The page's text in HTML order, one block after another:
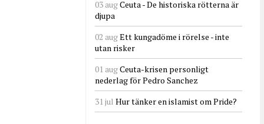
03 augCeuta - De historiska rötterna är
djupa
02 augEtt kungadöme i rörelse - inte
utan risker
01 augCeuta-krisen personligt
nederlag för Pedro Sanchez
31 jul Hur tänker en islamist om Pride?